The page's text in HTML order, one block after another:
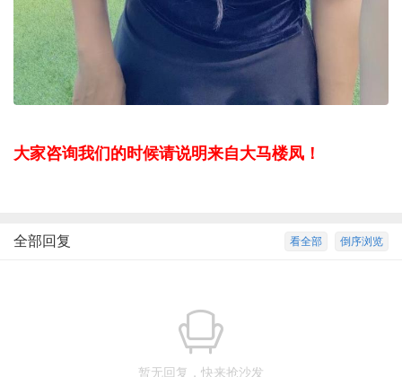
大家咨询我们的时候请说明来自大马楼凤！
倒序浏览
看全部
全部回复
暂无回复，快来抢沙发